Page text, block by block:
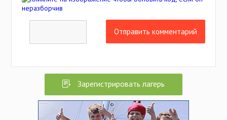
Отправить комментарий
Зарегистрировать лагерь